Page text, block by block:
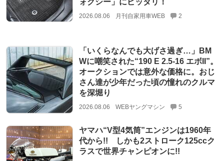
ォクシー」にピッタリ！
2026.08.06 月刊自家用車WEB 2
「いくらなんでも大げさ過ぎ…」BM
Wに嘲笑された“190 E 2.5-16 エボII”。
オークションでは意外な価格に。おじ
さん達が少年だった頃の憧れのクルマ
を深堀り
2026.08.06 WEBヤングマシン 5
ヤマハ“V型4気筒”エンジンは1960年
代から!! しかも2ストローク125ccク
ラスで世界チャンピオンに!!